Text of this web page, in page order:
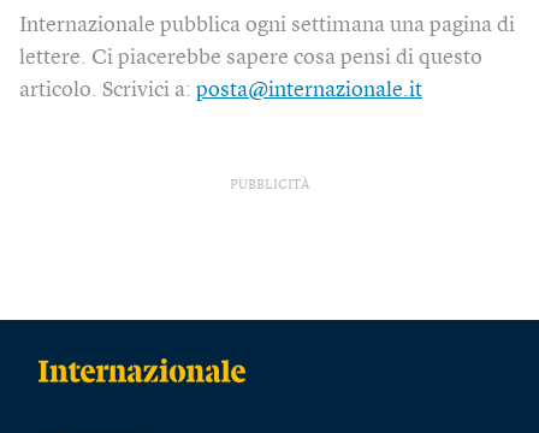
Internazionale pubblica ogni settimana una pagina di
lettere. Ci piacerebbe sapere cosa pensi di questo
articolo. Scrivici a: posta@internazionale.it
PUBBLICITÀ